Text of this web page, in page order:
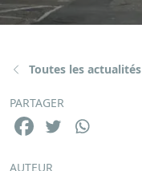
Toutes les actualités
PARTAGER
AUTEUR